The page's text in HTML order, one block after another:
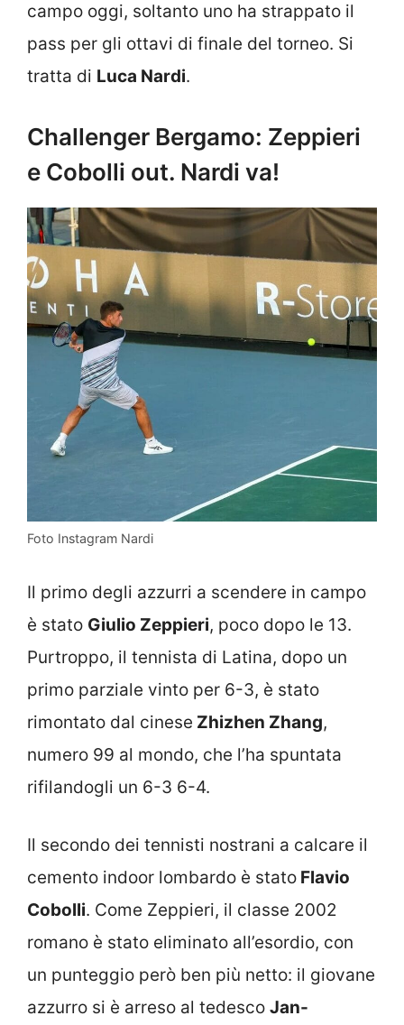
campo oggi, soltanto uno ha strappato il
pass per gli ottavi di finale del torneo. Si
tratta di Luca Nardi.
Challenger Bergamo: Zeppieri
e Cobolli out. Nardi va!
Foto Instagram Nardi
Il primo degli azzurri a scendere in campo
è stato Giulio Zeppieri, poco dopo le 13.
Purtroppo, il tennista di Latina, dopo un
primo parziale vinto per 6-3, è stato
rimontato dal cinese Zhizhen Zhang,
numero 99 al mondo, che l’ha spuntata
rifilandogli un 6-3 6-4.
Il secondo dei tennisti nostrani a calcare il
cemento indoor lombardo è stato Flavio
Cobolli. Come Zeppieri, il classe 2002
romano è stato eliminato all’esordio, con
un punteggio però ben più netto: il giovane
azzurro si è arreso al tedesco Jan-